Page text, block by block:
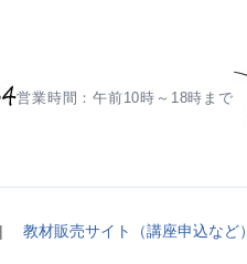
営業時間：午前10時～18時まで
教材販売サイト（講座申込など）